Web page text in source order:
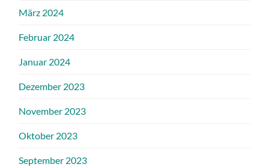
März 2024
Februar 2024
Januar 2024
Dezember 2023
November 2023
Oktober 2023
September 2023